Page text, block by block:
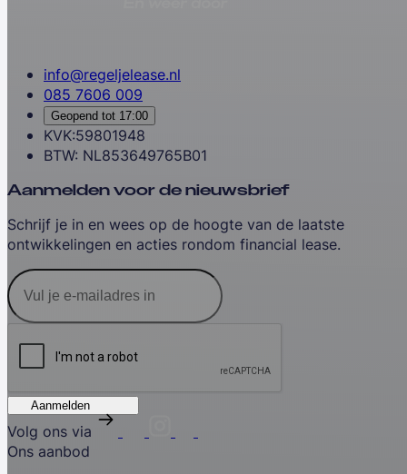
info@regeljelease.nl
085 7606 009
Geopend tot 17:00
KVK:59801948
BTW: NL853649765B01
Aanmelden voor de nieuwsbrief
Schrijf je in en wees op de hoogte van de laatste
ontwikkelingen en acties rondom financial lease.
Aanmelden
Volg ons via
Ons aanbod